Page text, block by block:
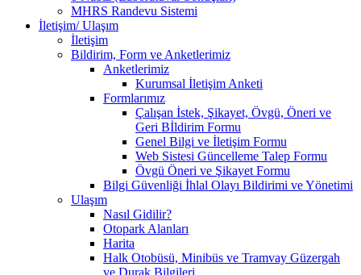
MHRS Randevu Sistemi
İletişim/ Ulaşım
İletişim
Bildirim, Form ve Anketlerimiz
Anketlerimiz
Kurumsal İletişim Anketi
Formlarımız
Çalışan İstek, Şikayet, Övgü, Öneri ve
Geri Bİldirim Formu
Genel Bilgi ve İletişim Formu
Web Sistesi Güncelleme Talep Formu
Övgü Öneri ve Şikayet Formu
Bilgi Güvenliği İhlal Olayı Bildirimi ve Yönetimi
Ulaşım
Nasıl Gidilir?
Otopark Alanları
Harita
Halk Otobüsü, Minibüs ve Tramvay Güzergah
ve Durak Bilgileri